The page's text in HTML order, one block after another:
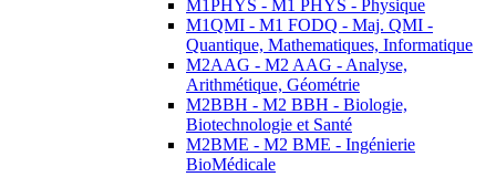
M1PHYS - M1 PHYS - Physique
M1QMI - M1 FODQ - Maj. QMI -
Quantique, Mathematiques, Informatique
M2AAG - M2 AAG - Analyse,
Arithmétique, Géométrie
M2BBH - M2 BBH - Biologie,
Biotechnologie et Santé
M2BME - M2 BME - Ingénierie
BioMédicale